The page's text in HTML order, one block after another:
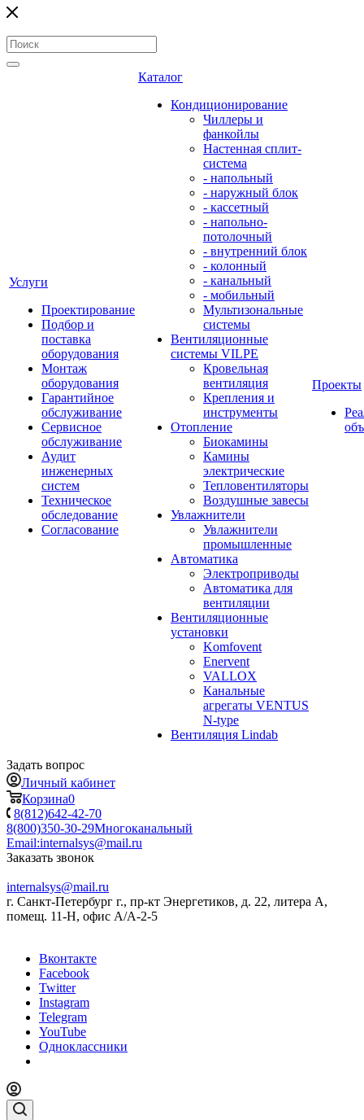
Услуги
Проектирование
Подбор и
поставка
оборудования
Монтаж
оборудования
Гарантийное
обслуживание
Сервисное
обслуживание
Аудит
инженерных
систем
Техническое
обследование
Согласование
Каталог
Кондиционирование
Чиллеры и
фанкойлы
Настенная сплит-
система
- напольный
- наружный блок
- кассетный
- напольно-
потолочный
- внутренний блок
- колонный
- канальный
- мобильный
Мультизональные
системы
Вентиляционные
системы VILPE
Кровельная
вентиляция
Крепления и
инструменты
Отопление
Биокамины
Камины
электрические
Тепловентиляторы
Воздушные завесы
Увлажнители
Увлажнители
промышленные
Автоматика
Электроприводы
Автоматика для
вентиляции
Вентиляционные
установки
Komfovent
Enervent
VALLOX
Канальные
агрегаты VENTUS
N-type
Вентиляция Lindab
Проекты
Задать вопрос
Личный кабинет
Корзина0
8(812)642-42-70
8(800)350-30-29Многоканальный
Email:internalsys@mail.ru
Заказать звонок
internalsys@mail.ru
г. Санкт-Петербург г., пр-кт Энергетиков, д. 22, литера А,
помещ. 11-Н, офис А/А-2-5
Вконтакте
Facebook
Twitter
Instagram
Telegram
YouTube
Одноклассники